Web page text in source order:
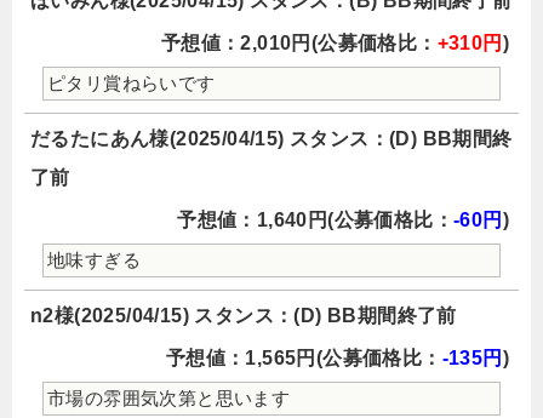
予想値：2,010円(公募価格比： +310円 )
ピタリ賞ねらいです
だるたにあん様(2025/04/15) スタンス：(D) BB期間終
了前
予想値：1,640円(公募価格比： -60円 )
地味すぎる
n2様(2025/04/15) スタンス：(D) BB期間終了前
予想値：1,565円(公募価格比： -135円 )
市場の雰囲気次第と思います